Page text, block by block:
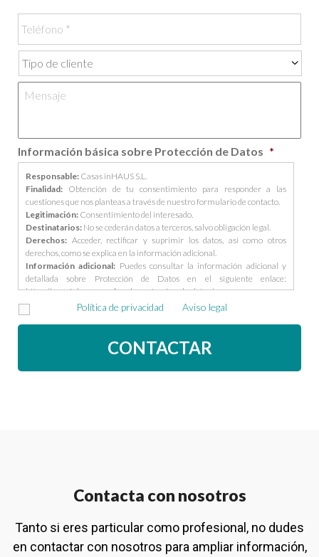
Teléfono *
Tipo
de
cliente
*
Información básica sobre Protección de Datos *
Responsable: Casas inHAUS S.L.
Finalidad: Obtención de tu consentimiento para responder a las
cuestiones que nos planteas a través de nuestro formulario de contacto.
Legitimación: Consentimiento del interesado.
Destinatarios: No se cederán datos a terceros, salvo obligación legal.
Derechos: Acceder, rectificar y suprimir los datos, así como otros
derechos, como se explica en la información adicional.
Información adicional: Puedes consultar la información adicional y
detallada sobre Protección de Datos en el siguiente enlace:
https://casasinhaus.com/ley-de-proteccion-de-datos/
Política de privacidad Aviso legal
Contacta con nosotros
Tanto si eres particular como profesional, no dudes
en contactar con nosotros para ampliar información,